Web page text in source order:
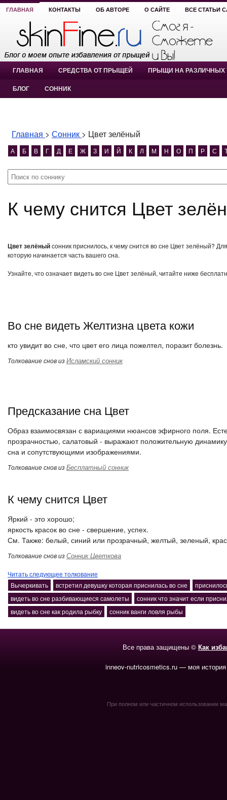
ГЛАВНАЯ КОНТАКТЫ ОБ АВТОРЕ О САЙТЕ ВСЕ СТАТЬИ
ГЛАВНАЯ СРЕДСТВА ОТ ПРЫЩЕЙ ПРЫЩИ НА РАЗЛИЧНЫХ
БЛОГ СОННИК
Главная > Сонник > Цвет зелёный
А Б В Г Д Е Ж З И Й К Л М Н О П Р С
К чему снится Цвет
Цвет зелёныйсонник приснилось, к чему снится во сне Цвет зелёный?
которую начинается часть вашего сна.
Узнайте, что означает видеть во сне Цвет зелёный, читайте ниже
Во сне видеть Желтизна цвета кожи
кто увидит во сне, что цвет его лица пожелтел, поразит болезнь.
Толкование снов изИсламский сонник
Предсказание сна Цвет
Образ взаимосвязан с вариациями нюансов эфирного поля.
прозрачностью, салатовый - выражают положительную
сна и сопутствующими изображениями.
Толкование снов изБесплатный сонник
К чему снится Цвет
Яркий - это хорошо;
яркость красок во сне - свершение, успех.
См. Также: белый, синий или прозрачный, желтый, зеленый,
Толкование снов изСонник Цветкова
Читать следующее толкование
Вычеркивать
встретил девушку которая приснилась во сне
видеть во сне разбивающиеся самолеты
сонник что значит если
видеть во сне как родила рыбку
сонник ванги ловля рыбы
Все права защищены © Как
inneov-nutricosmetics.ru — моя
При полном или частичном использовании